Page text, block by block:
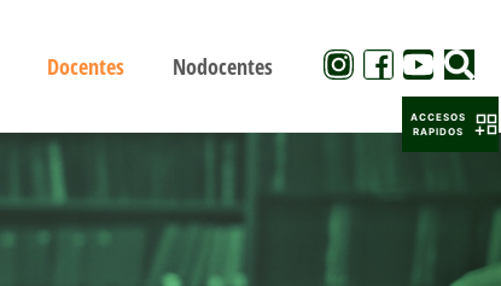
Docentes Nodocentes
ACCESOS
RAPIDOS